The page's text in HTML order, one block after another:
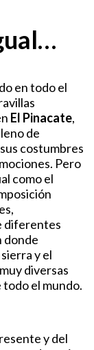
en todo el
El Pinacate,
de
costumbres
Pero
como el
diferentes
donde
y el
diversas
el mundo.
y del